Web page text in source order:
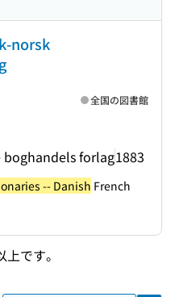
norsk
boghandels forlag1883
全国の図書館
-- Danish French
です。